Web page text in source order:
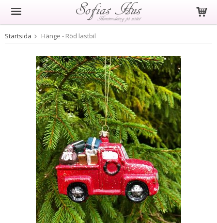
Produkten har blivit tillagd i varukorgen
Startsida Hänge - Röd lastbil